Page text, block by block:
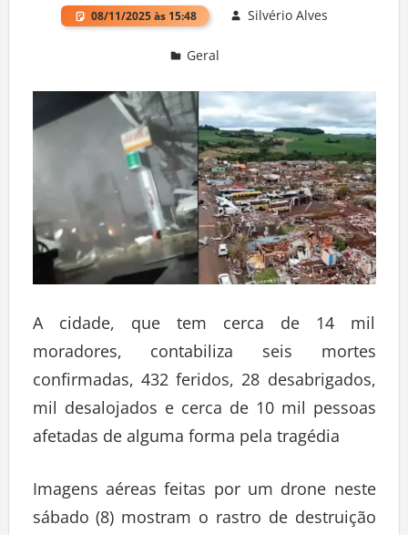
08/11/2025 às 15:48 Silvério Alves
Geral
A cidade, que tem cerca de 14 mil
moradores, contabiliza seis mortes
confirmadas, 432 feridos, 28 desabrigados,
mil desalojados e cerca de 10 mil pessoas
afetadas de alguma forma pela tragédia
Imagens aéreas feitas por um drone neste
sábado (8) mostram o rastro de destruição